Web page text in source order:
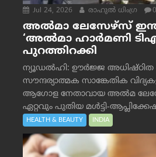
Jul 24, 2026 രാഹുല്‍ ധിംഗ്ര 0
അൽമാ ലേസേഴ്സ്
‘അൽമാ ഹാർമണി
പുറത്തിറക്കി
ന്യൂഡൽഹി: ഊർജ്ജ അധിഷ്ഠിത
സൗന്ദര്യാത്മക സാങ്കേതിക
ആഗോള നേതാവായ അൽമ
ഏറ്റവും പുതിയ മൾട്ടി-
HEALTH & BEAUTY INDIA